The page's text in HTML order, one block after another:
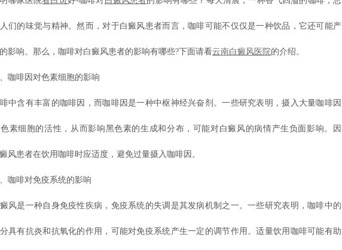
们的味觉与精神。然而，对于白癜风患者而言，咖啡可能不仅仅是一种饮品，它还可能产
影响。那么，咖啡对白癜风患者的影响有哪些?下面请看云南白癜风医院的介绍。
啡因对色素细胞的影响
含有丰富的咖啡因，而咖啡因是一种中枢神经兴奋剂。一些研究表明，摄入大量咖啡因
素细胞的活性，从而影响黑色素的生成和分布，可能对白癜风的病情产生负面影响。因
风患者在饮用咖啡时应适度，避免过量摄入咖啡因。
啡对免疫系统的影响
是一种自身免疫性疾病，免疫系统的失调是其发病机制之一。一些研究表明，咖啡中的
具有抗炎和抗氧化的作用，可能对免疫系统产生一定的调节作用。适量饮用咖啡可能有助